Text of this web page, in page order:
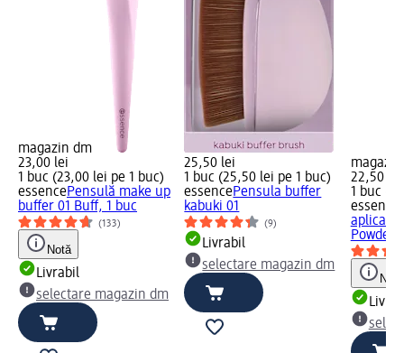
magazin dm
23,00 lei
1 buc (23,00 lei pe 1 buc)
essencePensulă make up
buffer 01 Buff, 1 buc
(133)
Notă
Livrabil
selectare magazin dm
25,50 lei
1 buc (25,50 lei pe 1 buc)
essencePensula buffer
kabuki 01
(9)
Livrabil
selectare magazin dm
22,50 lei
1 buc
essence
Notă